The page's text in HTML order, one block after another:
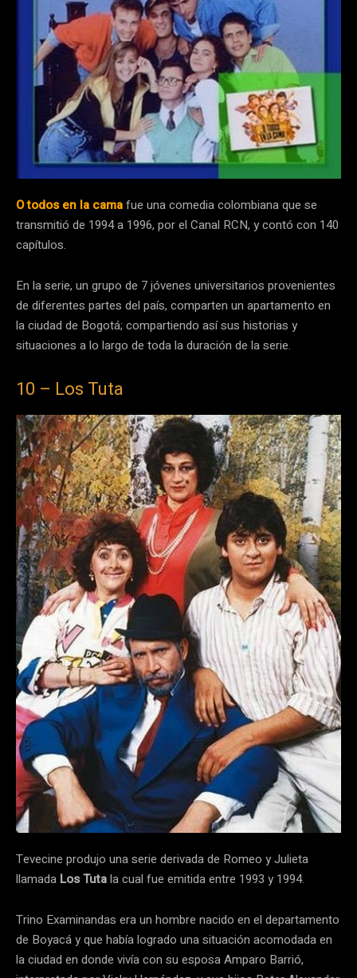
O todos en la camafue una comedia colombiana que se
transmitió de 1994 a 1996, por el Canal RCN, y contó con 140
capítulos.
En la serie, un grupo de 7 jóvenes universitarios provenientes
de diferentes partes del país, comparten un apartamento en
la ciudad de Bogotá; compartiendo así sus historias y
situaciones a lo largo de toda la duración de la serie.
10 – Los Tuta
Tevecine produjo una serie derivada de Romeo y Julieta
llamada Los Tutala cual fue emitida entre 1993 y 1994.
Trino Examinandas era un hombre nacido en el departamento
de Boyacá y que había logrado una situación acomodada en
la ciudad en donde vivía con su esposa Amparo Barrió,